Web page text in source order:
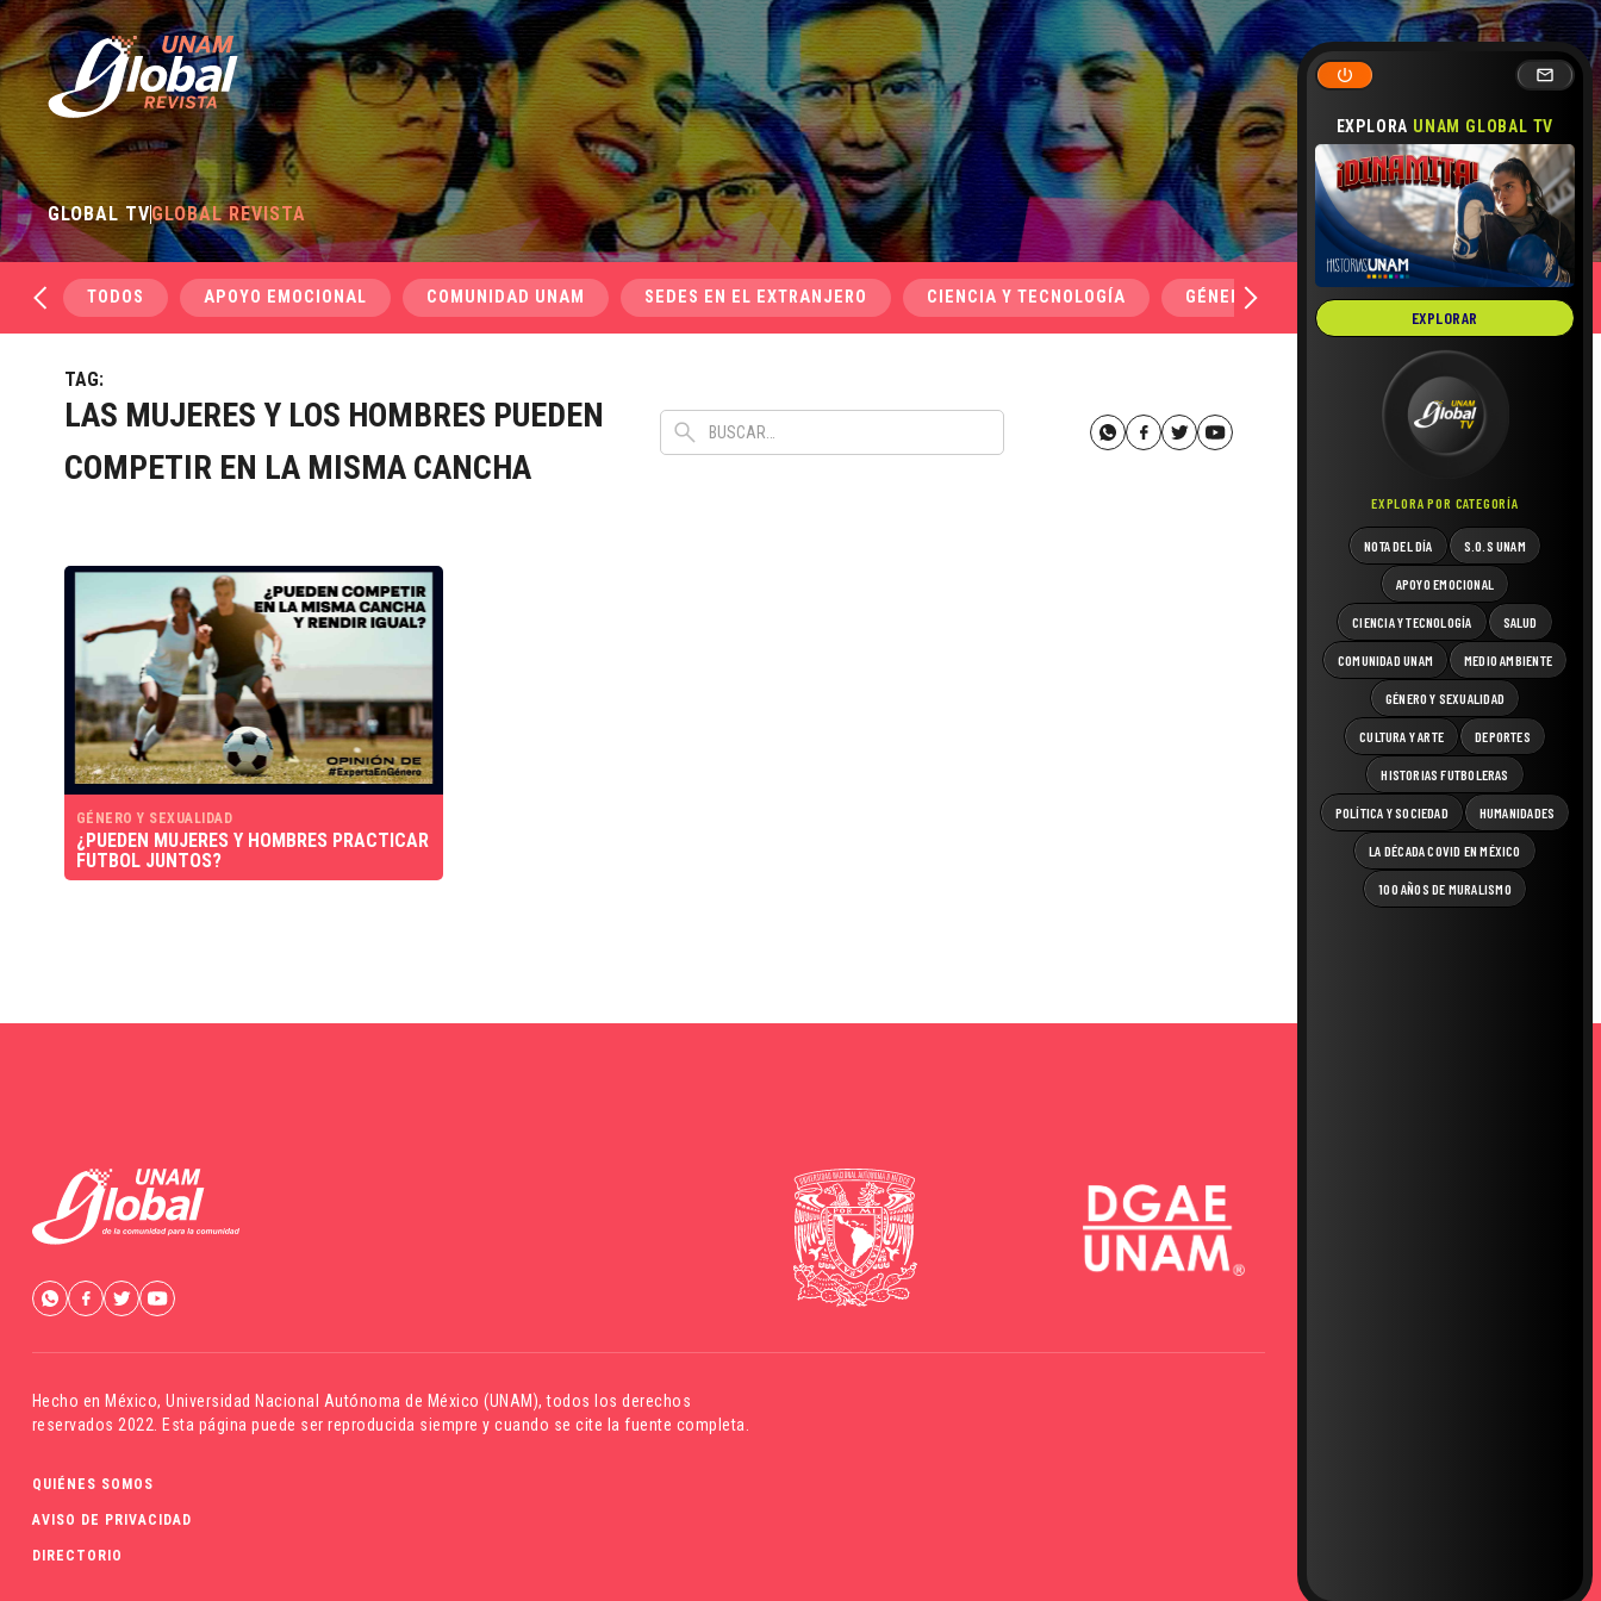
EXPLORA UNAM GLOBAL TV
EXPLORAR
EXPLORA POR CATEGORÍA
NOTA DEL DÍA S.O.S UNAM
APOYO EMOCIONAL
CIENCIA Y TECNOLOGÍA SALUD
COMUNIDAD UNAM MEDIO AMBIENTE
GÉNERO Y SEXUALIDAD
CULTURA Y ARTE DEPORTES
HISTORIAS FUTBOLERAS
POLÍTICA Y SOCIEDAD HUMANIDADES
LA DÉCADA COVID EN MÉXICO
100 AÑOS DE MURALISMO
GLOBAL TVGLOBAL REVISTA
TODOS APOYO EMOCIONAL COMUNIDAD UNAM SEDES EN EL EXTRANJERO CIENCIA Y TECNOLOGÍA GÉNERO Y SEXUALIDAD SALUD
TAG:
LAS MUJERES Y LOS HOMBRES PUEDEN
COMPETIR EN LA MISMA CANCHA
GÉNERO Y SEXUALIDAD
¿PUEDEN MUJERES Y HOMBRES PRACTICAR
FUTBOL JUNTOS?
Hecho en México,Universidad Nacional Autónoma de México (UNAM), todos los derechos
reservados 2022. Esta página puede ser reproducida siempre y cuando se cite la fuente completa.
QUIÉNES SOMOS
AVISO DE PRIVACIDAD
DIRECTORIO